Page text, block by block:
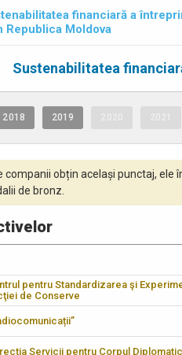
financiară a
Republica Moldova
Sustenabilitatea
2018 2019
companii obțin același punctaj,
de bronz.
pentru Standardizarea şi
de Conserve
Servicii pentru Corpul